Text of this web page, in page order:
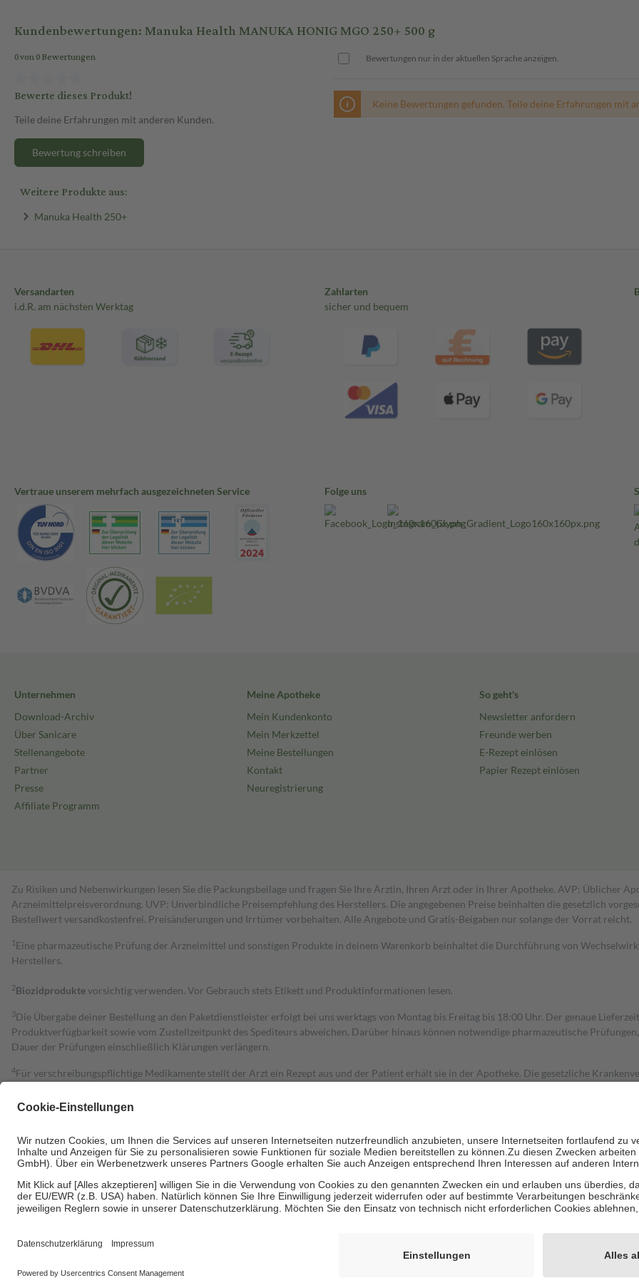
Kundenbewertungen: Manuka Health MANUKA HONIG MGO 250+ 500 g
0 von 0 Bewertungen
Bewerte dieses Produkt!
Teile deine Erfahrungen mit anderen Kunden.
Bewertung schreiben
Bewertungen nur in der aktuellen Sprache anzeigen.
Keine Bewertungen gefunden. Teile deine Erfahrungen mit
Weitere Produkte aus:
Manuka Health 250+
Versandarten
i.d.R. am nächsten Werktag
Zahlarten
sicher und bequem
Vertraue unserem mehrfach ausgezeichneten Service Folge uns
Unternehmen
Download-Archiv
Über Sanicare
Stellenangebote
Partner
Presse
Affiliate Programm
Meine Apotheke
Mein Kundenkonto
Mein Merkzettel
Meine Bestellungen
Kontakt
Neuregistrierung
So geht's
Newsletter anfordern
Freunde werben
E-Rezept einlösen
Papier Rezept einlösen
Zu Risiken und Nebenwirkungen lesen Sie die Packungsbeilage und fragen Sie Ihre Ärztin, Ihren Arzt oder in Ihrer Apotheke. AVP: Üblicher
Arzneimittelpreisverordnung. UVP: Unverbindliche Preisempfehlung des Herstellers. Die angegebenen Preise beinhalten die gesetzlich
Bestell­wert versand­kosten­frei. Preisänderungen und Irrtümer vorbehalten. Alle Angebote und Gratis-Beigaben nur solange der Vorrat reicht.
1 Eine pharmazeutische Prüfung der Arzneimittel und sonstigen Produkte in deinem Warenkorb beinhaltet die Durchführung von
Herstellers.
2Biozidproduktevorsichtig verwenden. Vor Gebrauch stets Etikett und Produktinformationen lesen.
3Die Übergabe deiner Bestellung an den Paketdienstleister erfolgt bei uns werktags von Montag bis Freitag bis 18:00 Uhr. Der genaue
Produktverfügbarkeit sowie vom Zustellzeitpunkt des Spediteurs abweichen. Darüber hinaus können notwendige pharmazeutische
Dauer der Prüfungen einschließlich Klärungen verlängern.
4Für verschreibungspflichtige Medikamente stellt der Arzt ein Rezept aus und der Patient erhält sie in der Apotheke. Die gesetzliche
Grundsätzlich leisten Mitglieder Zuzahlungen in Höhe von zehn Prozent des Abgabepreises,
Bei Heilmitteln und häuslicher Krankenpflege beträgt die Zuzahlung zehn Prozent der Kosten sowie zehn Euro je Verordnung.
Um das Engagement der Versicherten für ihre eigene Gesundheit zu stärken und die besondere Stellung der Familie zu unterstützen, fallen
• Untersuchungen zur Vorsorge und Früherkennung, die von der GKV getragen werden
• empfohlenen Schutzimpfungen
Wir nutzen Trusted Shops als unabhängigen Dienstleister für die Einholung von Bewertungen. Trusted Shops hat Maßnahmen getroffen, um